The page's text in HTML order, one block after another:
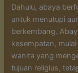
Dahulu, abaya
untuk menutupi
berkembang.
kesempatan,
wanita yang
tujuan religius,